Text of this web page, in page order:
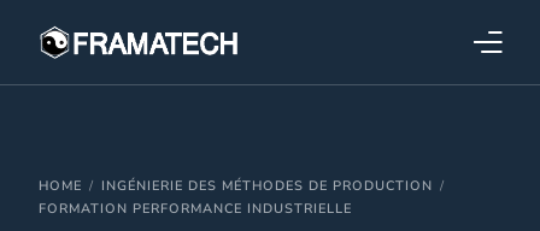
HOME
INGÉNIERIE DES MÉTHODES DE PRODUCTION
FORMATION PERFORMANCE INDUSTRIELLE
Formations